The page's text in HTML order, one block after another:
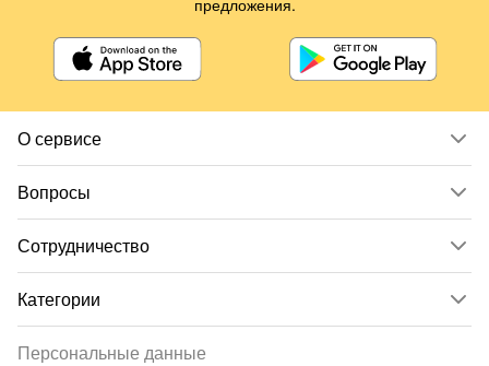
О сервисе
Вопросы
Сотрудничество
Категории
Персональные данные
предложения.